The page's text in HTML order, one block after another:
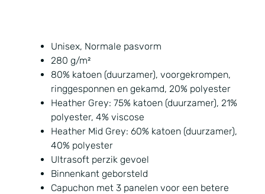
Unisex, Normale pasvorm
280 g/m²
80% katoen (duurzamer), voorgekrompen,
ringgesponnen en gekamd, 20% polyester
Heather Grey: 75% katoen (duurzamer), 21%
polyester, 4% viscose
Heather Mid Grey: 60% katoen (duurzamer),
40% polyester
Ultrasoft perzik gevoel
Binnenkant geborsteld
Capuchon met 3 panelen voor een betere